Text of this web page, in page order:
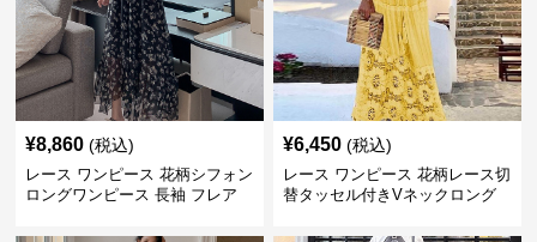
¥8,860 (税込)
レース ワンピース 花柄シフォン
ロングワンピース 長袖 フレア
¥6,450 (税込)
レース ワンピース 花柄レース切
替タッセル付きVネックロング